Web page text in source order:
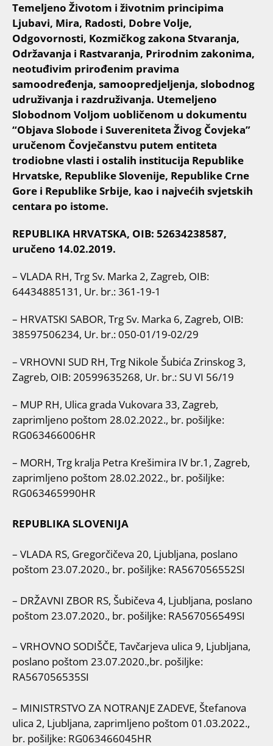
Temeljeno Životom i životnim principima
Ljubavi, Mira, Radosti, Dobre Volje,
Odgovornosti, Kozmičkog zakona Stvaranja,
Održavanja i Rastvaranja, Prirodnim zakonima,
neotuđivim prirođenim pravima
samoodređenja, samoopredjeljenja, slobodnog
udruživanja i razdruživanja. Utemeljeno
Slobodnom Voljom uobličenom u dokumentu
“Objava Slobode i Suvereniteta Živog Čovjeka”
uručenom Čovječanstvu putem entiteta
trodiobne vlasti i ostalih institucija Republike
Hrvatske, Republike Slovenije, Republike Crne
Gore i Republike Srbije, kao i najvećih svjetskih
centara po istome.
REPUBLIKA HRVATSKA, OIB: 52634238587,
uručeno 14.02.2019.
– VLADA RH, Trg Sv. Marka 2, Zagreb, OIB:
64434885131, Ur. br.: 361-19-1
– HRVATSKI SABOR, Trg Sv. Marka 6, Zagreb, OIB:
38597506234, Ur. br.: 050-01/19-02/29
– VRHOVNI SUD RH, Trg Nikole Šubića Zrinskog 3,
Zagreb, OIB: 20599635268, Ur. br.: SU VI 56/19
– MUP RH, Ulica grada Vukovara 33, Zagreb,
zaprimljeno poštom 28.02.2022., br. pošiljke:
RG063466006HR
– MORH, Trg kralja Petra Krešimira IV br.1, Zagreb,
zaprimljeno poštom 28.02.2022., br. pošiljke:
RG063465990HR
REPUBLIKA SLOVENIJA
– VLADA RS, Gregorčičeva 20, Ljubljana, poslano
poštom 23.07.2020., br. pošiljke: RA567056552SI
– DRŽAVNI ZBOR RS, Šubičeva 4, Ljubljana, poslano
poštom 23.07.2020., br. pošiljke: RA567056549SI
– VRHOVNO SODIŠČE, Tavčarjeva ulica 9, Ljubljana,
poslano poštom 23.07.2020.,br. pošiljke:
RA567056535SI
– MINISTRSTVO ZA NOTRANJE ZADEVE, Štefanova
ulica 2, Ljubljana, zaprimljeno poštom 01.03.2022.,
br. pošiljke: RG063466045HR